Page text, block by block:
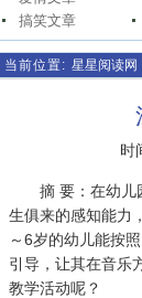
搞笑文章
当前位置: 星星阅读网
时
摘 要：在幼儿
生俱来的感知能力
～6岁的幼儿能按
引导，让其在音乐
教学活动呢？